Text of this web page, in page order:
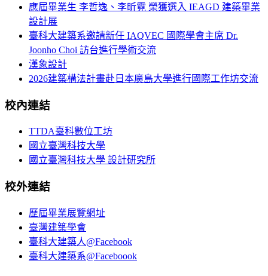
應屆畢業生 李哲逸、李昕霓 榮獲選入 IEAGD 建築畢業
設計展
臺科大建築系邀請新任 IAQVEC 國際學會主席 Dr.
Joonho Choi 訪台進行學術交流
漢象設計
2026建築構法計畫赴日本廣島大學進行國際工作坊交流
校內連結
TTDA臺科數位工坊
國立臺灣科技大學
國立臺灣科技大學 設計研究所
校外連結
歷屆畢業展覽網址
臺灣建築學會
臺科大建築人@Facebook
臺科大建築系@Faceboook